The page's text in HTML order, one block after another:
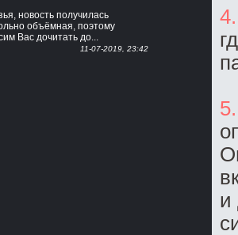
новость получилась
объёмная, поэтому
Вас дочитать до...
11-07-2019, 23:42
и